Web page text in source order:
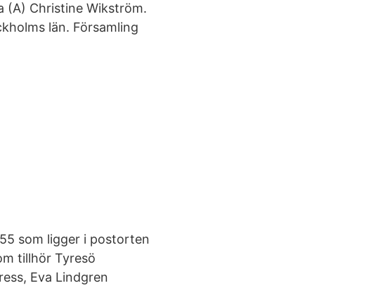
(A) Christine Wikström.
län. Församling
som ligger i postorten
tillhör Tyresö
Eva Lindgren